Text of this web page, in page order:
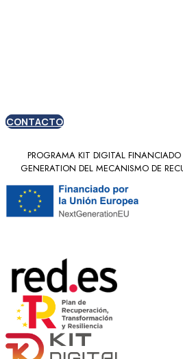
CONTACTO
PROGRAMA KIT DIGITAL
GENERATION DEL MECANISMO DE